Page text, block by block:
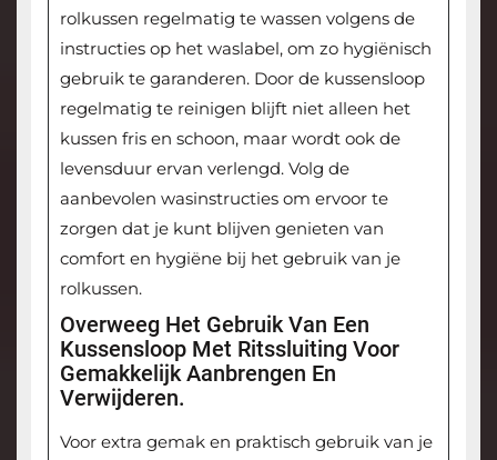
rolkussen regelmatig te wassen volgens de
instructies op het waslabel, om zo hygiënisch
gebruik te garanderen. Door de kussensloop
regelmatig te reinigen blijft niet alleen het
kussen fris en schoon, maar wordt ook de
levensduur ervan verlengd. Volg de
aanbevolen wasinstructies om ervoor te
zorgen dat je kunt blijven genieten van
comfort en hygiëne bij het gebruik van je
rolkussen.
Overweeg Het Gebruik Van Een
Kussensloop Met Ritssluiting Voor
Gemakkelijk Aanbrengen En
Verwijderen.
Voor extra gemak en praktisch gebruik van je